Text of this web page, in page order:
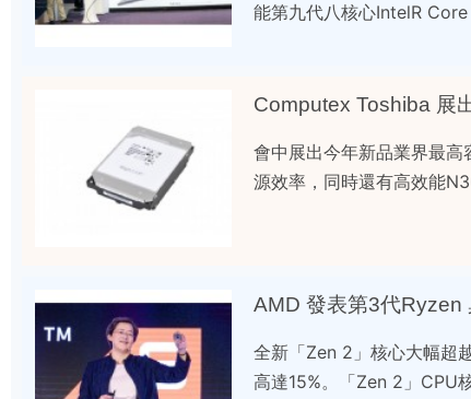
能第九代八核心IntelR
Computex Toshiba 展
會中展出今年新品業界最
源效率，同時還有高效能
AMD 發表第3代Ryzen
全新「Zen 2」核心大幅超
高達15%。「Zen 2」CPU